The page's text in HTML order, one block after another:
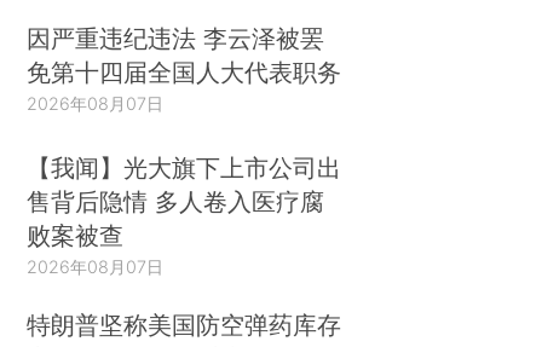
因严重违纪违法 李云泽被罢
免第十四届全国人大代表职务
2026年08月07日
【我闻】光大旗下上市公司出
售背后隐情 多人卷入医疗腐
败案被查
2026年08月07日
特朗普坚称美国防空弹药库存